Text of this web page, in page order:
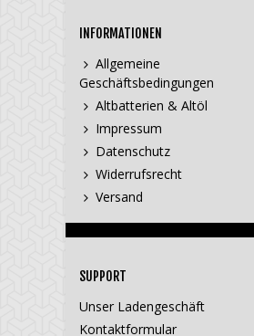
INFORMATIONEN
Allgemeine
Geschäftsbedingungen
Altbatterien & Altöl
Impressum
Datenschutz
Widerrufsrecht
Versand
SUPPORT
Unser Ladengeschäft
Kontaktformular